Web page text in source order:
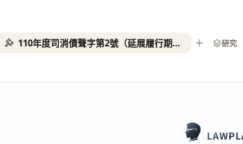
110年度司消債聲字第2號（延展履行期限） 研究